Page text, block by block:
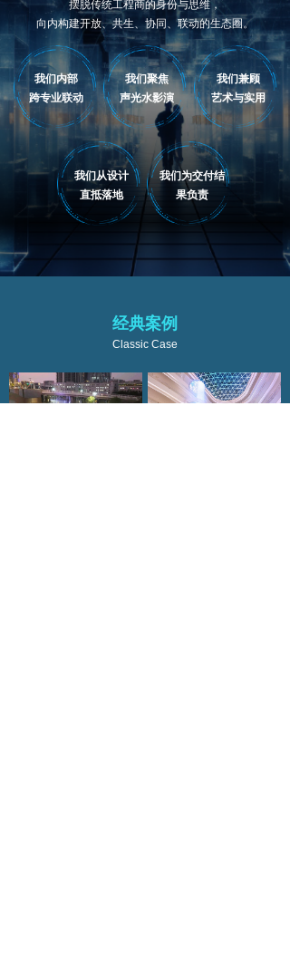
摆脱传统工程商的身份与思维，
向内构建开放、共生、协同、联动的生态圈。
我们内部
跨专业联动
我们聚焦
声光水影演
我们兼顾
艺术与实用
我们从设计
直抵落地
我们为交付结
果负责
经典案例
Classic Case